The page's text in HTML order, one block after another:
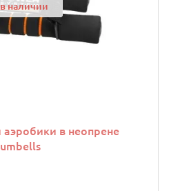
наличии
аэробики в неопрене